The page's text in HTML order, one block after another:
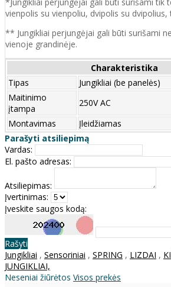
*Jungikliai perjungėjai gali būti surišami tik
vienpolis su vienpoliu, dvipolis su
** Jungikliai perjungėjai gali būti surišami
vienoje grandinėje.
Charakteristika
Tipas
Jungikliai (be panelės)
Maitinimo
įtampa
250V AC
Montavimas
Įleidžiamas
Parašyti atsiliepimą
Vardas:
El. pašto adresas:
Atsiliepimas:
Įvertinimas:
Įveskite saugos kodą:
Rašyti
Jungikliai , Sensoriniai , SPRING , LIZDAI ,
JUNGIKLIAI,
Neseniai žiūrėtos Visos prekės